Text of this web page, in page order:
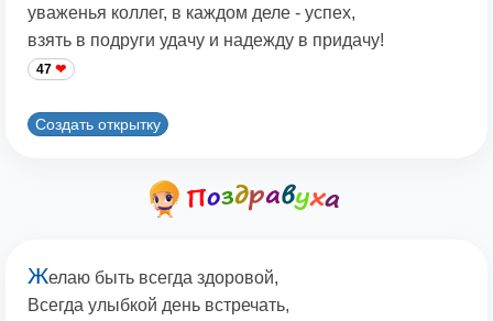
уваженья коллег, в каждом деле - успех,
взять в подруги удачу и надежду в придачу!
47
Создать открытку
Желаю быть всегда здоровой,
Всегда улыбкой день встречать,